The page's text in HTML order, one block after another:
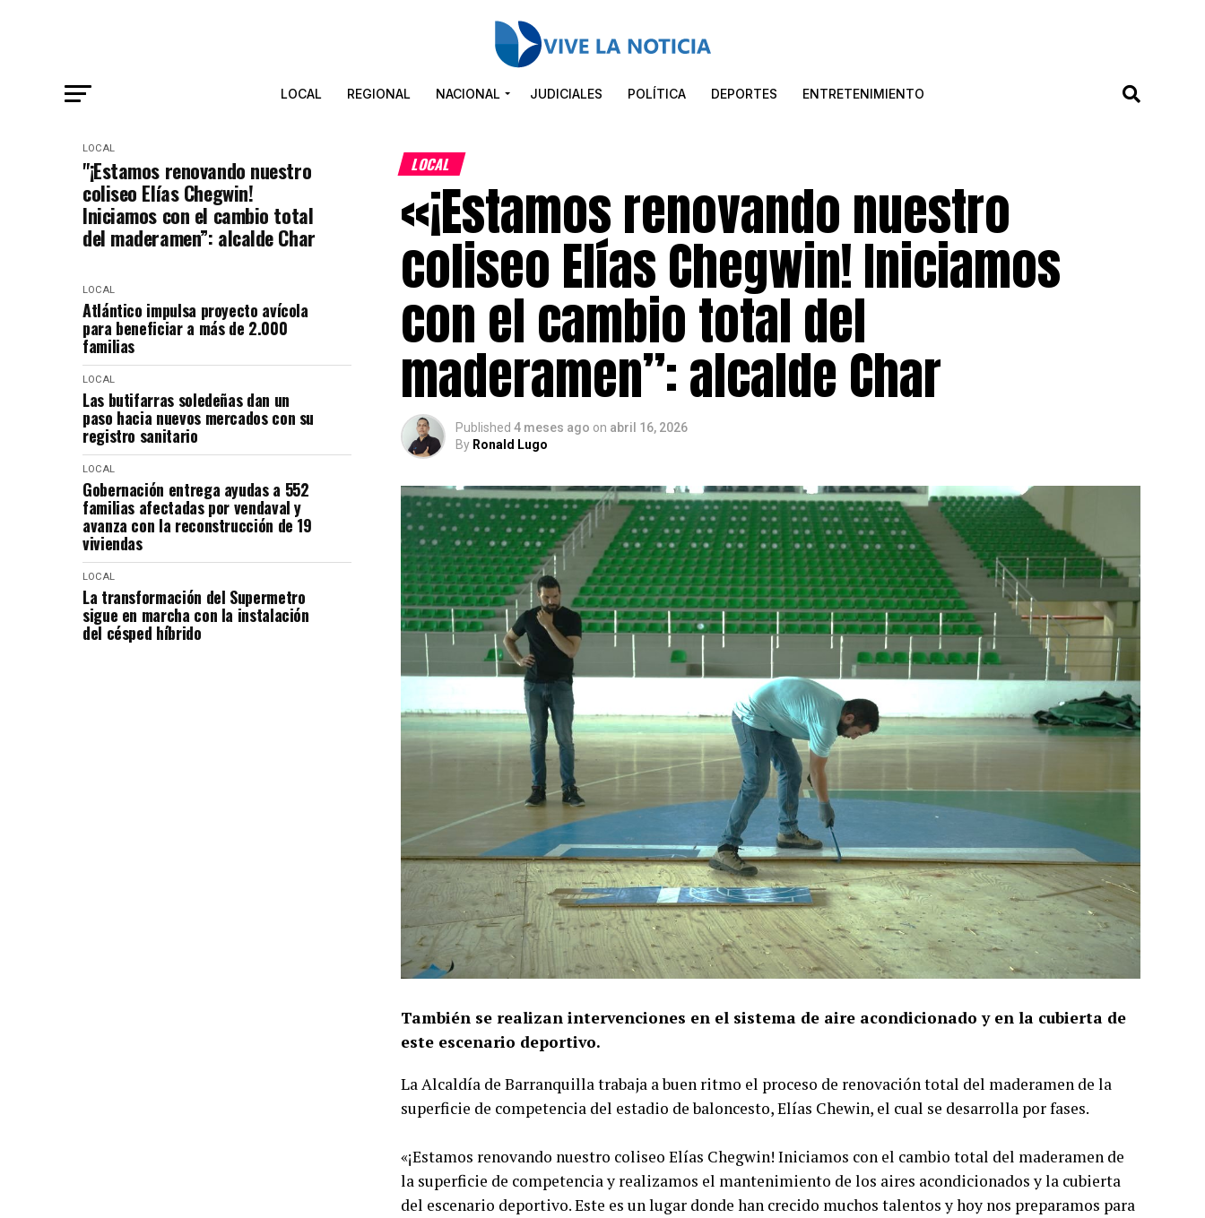
LOCAL REGIONAL NACIONAL JUDICIALES POLÍTICA DEPORTES ENTRETENIMIENTO
LOCAL
"¡Estamos renovando nuestro
coliseo Elías Chegwin!
Iniciamos con el cambio total
del maderamen”: alcalde Char
LOCAL
Atlántico impulsa proyecto avícola
para beneficiar a más de 2.000
familias
LOCAL
Las butifarras soledeñas dan un
paso hacia nuevos mercados con su
registro sanitario
LOCAL
Gobernación entrega ayudas a 552
familias afectadas por vendaval y
avanza con la reconstrucción de 19
viviendas
LOCAL
La transformación del Supermetro
sigue en marcha con la instalación
del césped híbrido
LOCAL
«¡Estamos renovando nuestro
coliseo Elías Chegwin! Iniciamos
con el cambio total del
maderamen”: alcalde Char
Published 4 meses ago on abril 16, 2026
By Ronald Lugo
También se realizan intervenciones en el sistema de aire acondicionado y en la cubierta de
este escenario deportivo.
La Alcaldía de Barranquilla trabaja a buen ritmo el proceso de renovación total del maderamen de la
superficie de competencia del estadio de baloncesto, Elías Chewin, el cual se desarrolla por fases.
«¡Estamos renovando nuestro coliseo Elías Chegwin! Iniciamos con el cambio total del maderamen de
la superficie de competencia y realizamos el mantenimiento de los aires acondicionados y la cubierta
del escenario deportivo. Este es un lugar donde han crecido muchos talentos y hoy nos preparamos para